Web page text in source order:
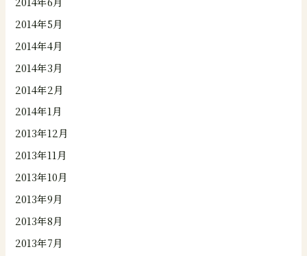
2014年5月
2014年4月
2014年3月
2014年2月
2014年1月
2013年12月
2013年11月
2013年10月
2013年9月
2013年8月
2013年7月